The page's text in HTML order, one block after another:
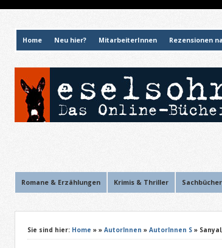
Home Neu hier? MitarbeiterInnen Rezensionen
Romane & Erzählungen Krimis & Thriller Sachbücher
Sie sind hier: Home » » AutorInnen » AutorInnen S »